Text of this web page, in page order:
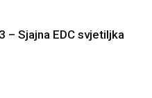
– Sjajna EDC svjetiljka